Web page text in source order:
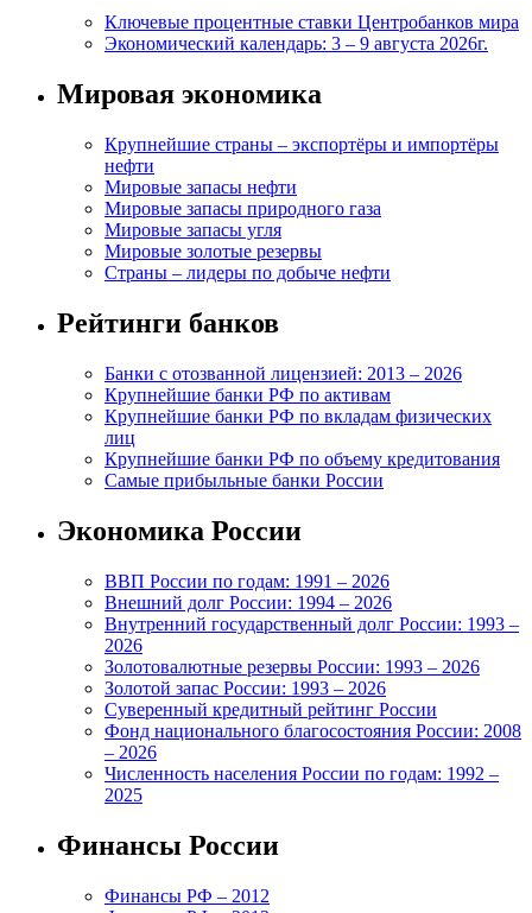
Ключевые процентные ставки Центробанков мира
Экономический календарь: 3 – 9 августа 2026г.
Мировая экономика
Крупнейшие страны – экспортёры и импортёры
нефти
Мировые запасы нефти
Мировые запасы природного газа
Мировые запасы угля
Мировые золотые резервы
Страны – лидеры по добыче нефти
Рейтинги банков
Банки с отозванной лицензией: 2013 – 2026
Крупнейшие банки РФ по активам
Крупнейшие банки РФ по вкладам физических
лиц
Крупнейшие банки РФ по объему кредитования
Самые прибыльные банки России
Экономика России
ВВП России по годам: 1991 – 2026
Внешний долг России: 1994 – 2026
Внутренний государственный долг России: 1993 –
2026
Золотовалютные резервы России: 1993 – 2026
Золотой запас России: 1993 – 2026
Суверенный кредитный рейтинг России
Фонд национального благосостояния России: 2008
– 2026
Численность населения России по годам: 1992 –
2025
Финансы России
Финансы РФ – 2012